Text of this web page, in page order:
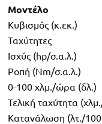
Μοντέλο
Κυβισμός (κ.εκ.)
Ταχύτητες
Ισχύς (hp/σ.α.λ.)
Ροπή (Nm/σ.α.λ.)
0-100 χλμ./ώρα (δλ.)
Τελική ταχύτητα
Κατανάλωση (λτ./100